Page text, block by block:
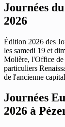
Journées
2026
Édition 2026 des
les samedi 19 et
Molière, l'Office de
particuliers
de l'ancienne
Journées
2026 à